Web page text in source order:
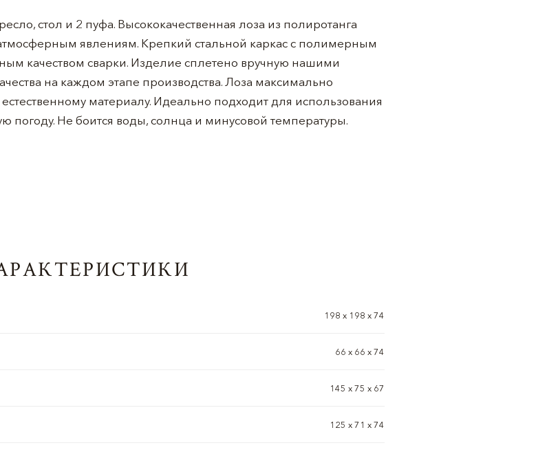
стол и 2 пуфа. Высококачественная лоза из полиротанга
явлениям. Крепкий стальной каркас с полимерным
качеством сварки. Изделие сплетено вручную нашими
на каждом этапе производства. Лоза максимально
материалу. Идеально подходит для использования
Не боится воды, солнца и минусовой температуры.
198 x 198 x 74
66 х 66 х 74
145 x 75 x 67
125 х 71 х 74